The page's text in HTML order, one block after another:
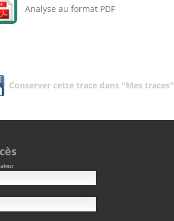
Analyse au format PDF
Conserver cette trace dans "Mes traces"